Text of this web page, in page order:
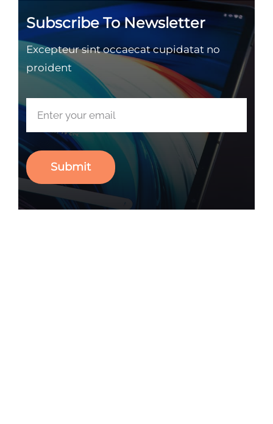
Subscribe To Newsletter
Excepteur sint occaecat cupidatat no
proident
Submit